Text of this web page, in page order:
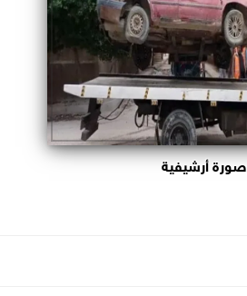
صورة أرشيفية